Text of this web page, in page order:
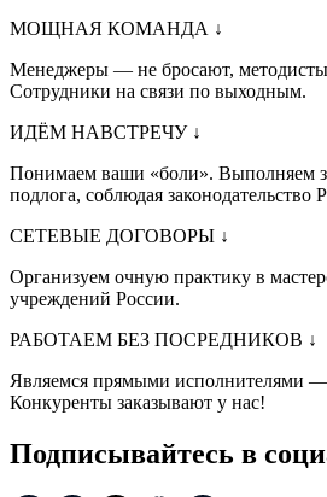
МОЩНАЯ КОМАНДА ↓
Менеджеры — не бросают, методисты
Сотрудники на связи по выходным.
ИДЁМ НАВСТРЕЧУ ↓
Понимаем ваши «боли». Выполняем
подлога, соблюдая законодательство
СЕТЕВЫЕ ДОГОВОРЫ ↓
Организуем очную практику в
учреждений России.
РАБОТАЕМ БЕЗ ПОСРЕДНИКОВ ↓
Являемся прямыми исполнителями
Конкуренты заказывают у нас!
Подписывайтесь в